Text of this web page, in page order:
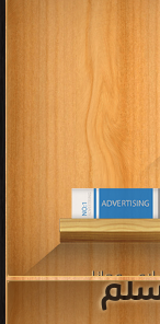
الكريم مجانا